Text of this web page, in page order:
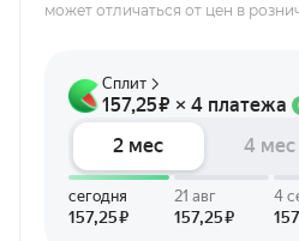
может отличаться от цен в